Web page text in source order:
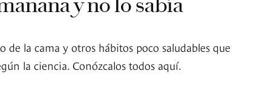
de la cama y otros hábitos poco saludables que
la ciencia. Conózcalos todos aquí.